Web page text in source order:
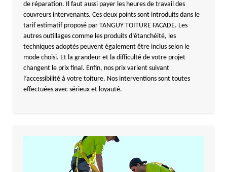
de réparation. Il faut aussi payer les heures de travail des
couvreurs intervenants. Ces deux points sont introduits dans le
tarif estimatif proposé par TANGUY TOITURE FACADE. Les
autres outillages comme les produits d’étanchéité, les
techniques adoptés peuvent également être inclus selon le
mode choisi. Et la grandeur et la difficulté de votre projet
changent le prix final. Enfin, nos prix varient suivant
l’accessibilité à votre toiture. Nos interventions sont toutes
effectuées avec sérieux et loyauté.